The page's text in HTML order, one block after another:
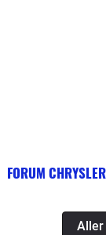
FORUM
Aller